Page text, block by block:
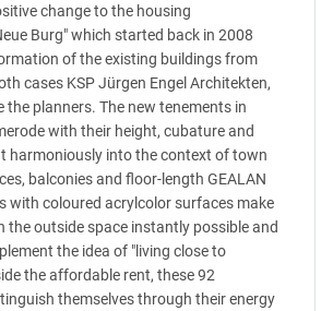
change to the housing
Burg" which started back in 2008
of the existing buildings from
cases KSP Jürgen Engel Architekten,
the planners. The new tenements in
with their height, cubature and
harmoniously into the context of town
balconies and floor-length GEALAN
with coloured acrylcolor surfaces make
the outside space instantly possible and
the idea of "living close to
the affordable rent, these 92
themselves through their energy